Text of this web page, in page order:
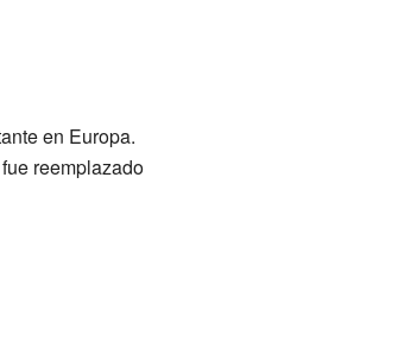
en Europa.
reemplazado